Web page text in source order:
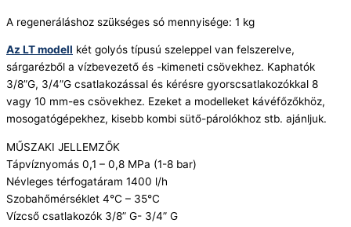
A regeneráláshoz szükséges só mennyisége: 1 kg
Az LT modell két golyós típusú szeleppel van felszerelve,
sárgarézből a vízbevezető és -kimeneti csövekhez. Kaphatók
3/8”G, 3/4”G csatlakozással és kérésre gyorscsatlakozókkal 8
vagy 10 mm-es csövekhez. Ezeket a modelleket kávéfőzőkhöz,
mosogatógépekhez, kisebb kombi sütő-párolókhoz stb. ajánljuk.
MŰSZAKI JELLEMZŐK
Tápvíznyomás 0,1 – 0,8 MPa (1-8 bar)
Névleges térfogatáram 1400 l/h
Szobahőmérséklet 4°C – 35°C
Vízcső csatlakozók 3/8” G- 3/4” G